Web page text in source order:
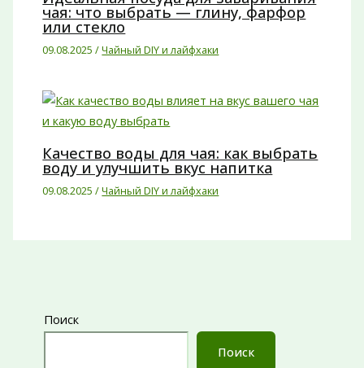
чая: что выбрать — глину, фарфор
или стекло
09.08.2025/Чайный DIY и лайфхаки
Качество воды для чая: как выбрать
воду и улучшить вкус напитка
09.08.2025/Чайный DIY и лайфхаки
Поиск
Поиск